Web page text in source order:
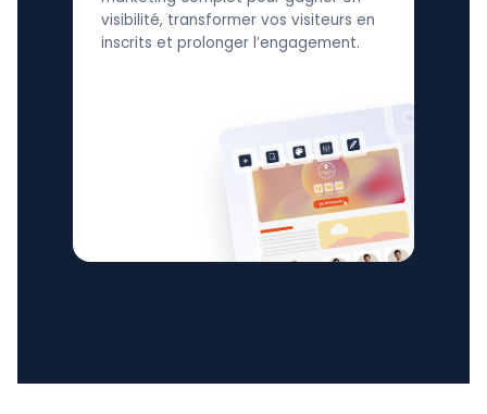
visibilité, transformer vos visiteurs en
inscrits et prolonger l’engagement.